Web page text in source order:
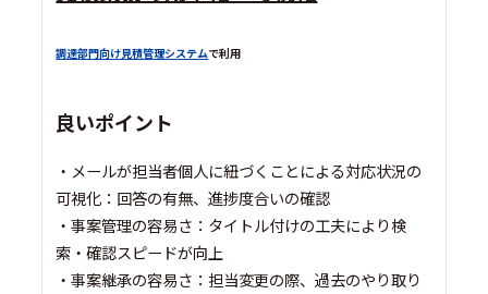
調達部門向け見積管理システムで利用
良いポイント
・メールが担当者個人に紐づくことによる対応状況の
可視化：回答の有無、進捗度合いの確認
・事案管理の容易さ：タイトル付けの工夫により検
索・確認スピードが向上
・事案継承の容易さ：担当変更の際、過去のやり取り